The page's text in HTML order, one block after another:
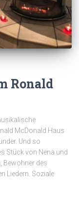
Ronald
McDonald Haus
Und so
Stück von Nena und
Bewohner des
Liedern. Soziale